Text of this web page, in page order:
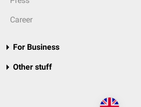
Career
For Business
Other stuff